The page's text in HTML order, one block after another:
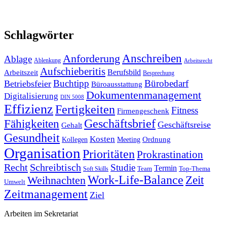
Schlagwörter
Ablage Ablenkung Anforderung Anschreiben Arbeitsrecht
Arbeitszeit Aufschieberitis Berufsbild Besprechung
Betriebsfeier Buchtipp Büroausstattung Bürobedarf
Digitalisierung DIN 5008 Dokumentenmanagement
EffizienzFertigkeiten Firmengeschenk Fitness
Fähigkeiten Gehalt Geschäftsbrief Geschäftsreise
Gesundheit Kollegen Kosten Meeting Ordnung
Organisation PrioritätenProkrastination
Recht Schreibtisch Soft Skills Studie Team Termin Top-Thema
Umwelt WeihnachtenWork-Life-Balance Zeit
Zeitmanagement Ziel
Arbeiten im Sekretariat